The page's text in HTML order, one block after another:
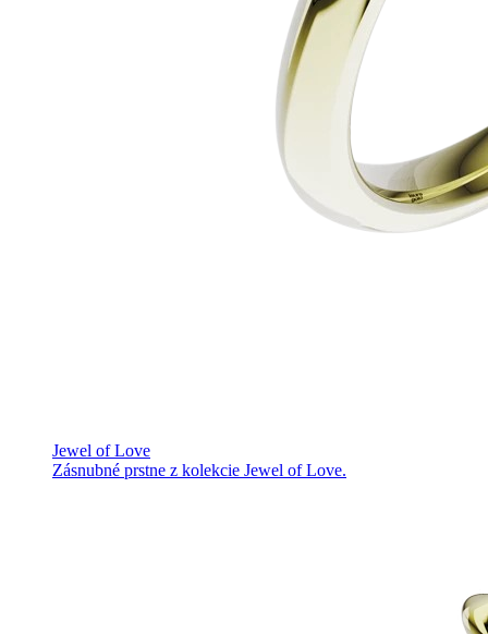
Jewel of Love
Zásnubné prstne z kolekcie Jewel of Love.